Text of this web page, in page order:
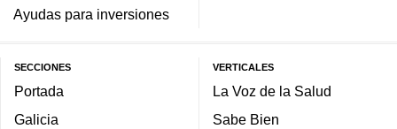
Ayudas para inversiones
SECCIONES
Portada
Galicia
VERTICALES
La Voz de la Salud
Sabe Bien